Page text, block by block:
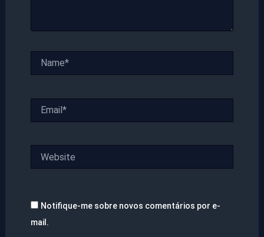
Notifique-me sobre novos comentários por e-
mail.